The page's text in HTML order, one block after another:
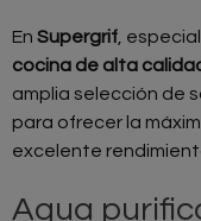
En Supergrif ,
cocina de alta
amplia selección de
para ofrecer la
excelente
Agua